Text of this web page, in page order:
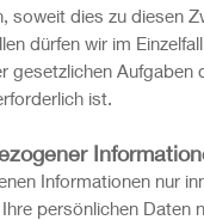
soweit dies zu diesen
dürfen wir im
gesetzlichen
ist.
Informationen nur
persönlichen